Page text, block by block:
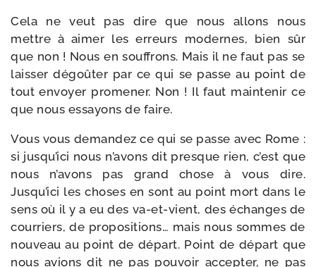
Cela ne veut pas dire que nous allons nous
mettre à aimer les erreurs modernes, bien sûr
que non ! Nous en souf­frons. Mais il ne faut pas se
lais­ser dégoû­ter par ce qui se passe au point de
tout envoyer pro­me­ner. Non ! Il faut main­te­nir ce
que nous essayons de faire.
Vous vous deman­dez ce qui se passe avec Rome :
si jusqu’ici nous n’avons dit presque rien, c’est que
nous n’avons pas grand chose à vous dire.
Jusqu’ici les choses en sont au point mort dans le
sens où il y a eu des va-​et-​vient, des échanges de
cour­riers, de pro­po­si­tions… mais nous sommes de
nou­veau au point de départ. Point de départ que
nous avions dit ne pas pou­voir accep­ter, ne pas